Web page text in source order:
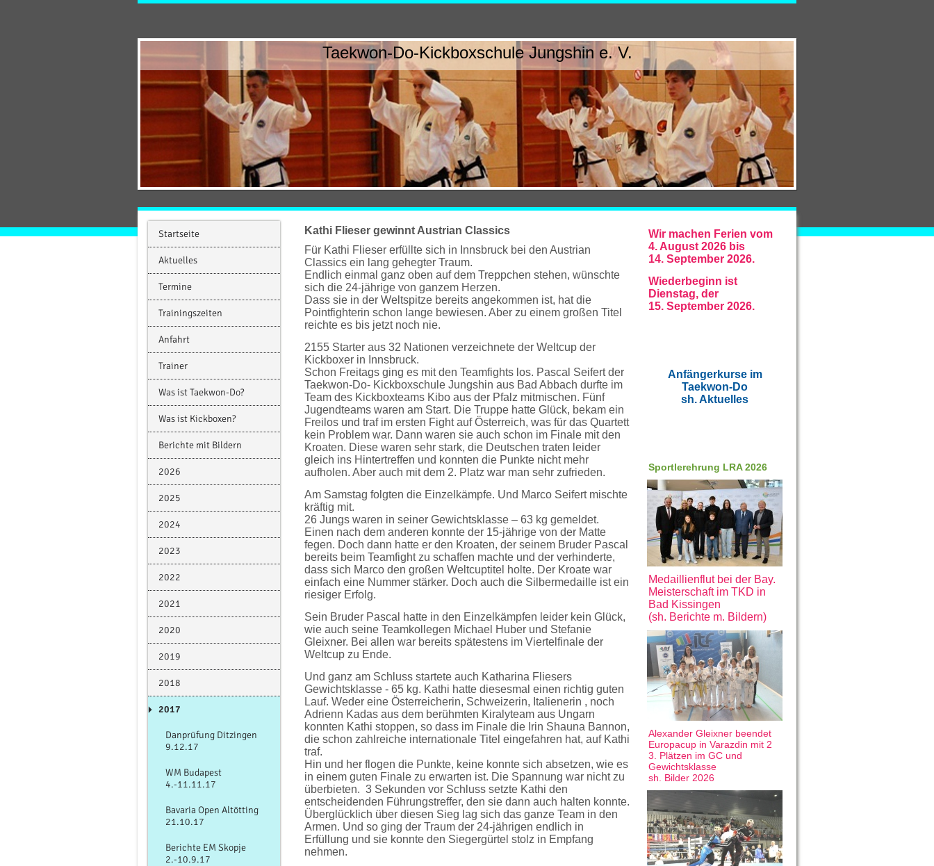
Taekwon-Do-Kickboxschule Jungshin e. V.
Startseite
Aktuelles
Termine
Trainingszeiten
Anfahrt
Trainer
Was ist Taekwon-Do?
Was ist Kickboxen?
Berichte mit Bildern
2026
2025
2024
2023
2022
2021
2020
2019
2018
2017
Danprüfung Ditzingen
9.12.17
WM Budapest
4.-11.11.17
Bavaria Open Altötting
21.10.17
Berichte EM Skopje
2.-10.9.17
Kathi Flieser gewinnt Austrian Classics
Für Kathi Flieser erfüllte sich in Innsbruck bei den Austrian
Classics ein lang gehegter Traum.
Endlich einmal ganz oben auf dem Treppchen stehen, wünschte
sich die 24-jährige von ganzem Herzen.
Dass sie in der Weltspitze bereits angekommen ist, hat die
Pointfighterin schon lange bewiesen. Aber zu einem großen Titel
reichte es bis jetzt noch nie.
2155 Starter aus 32 Nationen verzeichnete der Weltcup der
Kickboxer in Innsbruck.
Schon Freitags ging es mit den Teamfights los. Pascal Seifert der
Taekwon-Do- Kickboxschule Jungshin aus Bad Abbach durfte im
Team des Kickboxteams Kibo aus der Pfalz mitmischen. Fünf
Jugendteams waren am Start. Die Truppe hatte Glück, bekam ein
Freilos und traf im ersten Fight auf Österreich, was für das Quartett
kein Problem war. Dann waren sie auch schon im Finale mit den
Kroaten. Diese waren sehr stark, die Deutschen traten leider
gleich ins Hintertreffen und konnten die Punkte nicht mehr
aufholen. Aber auch mit dem 2. Platz war man sehr zufrieden.
Am Samstag folgten die Einzelkämpfe. Und Marco Seifert mischte
kräftig mit.
26 Jungs waren in seiner Gewichtsklasse – 63 kg gemeldet.
Einen nach dem anderen konnte der 15-jährige von der Matte
fegen. Doch dann hatte er den Kroaten, der seinem Bruder Pascal
bereits beim Teamfight zu schaffen machte und der verhinderte,
dass sich Marco den großen Weltcuptitel holte. Der Kroate war
einfach eine Nummer stärker. Doch auch die Silbermedaille ist ein
riesiger Erfolg.
Sein Bruder Pascal hatte in den Einzelkämpfen leider kein Glück,
wie auch seine Teamkollegen Michael Huber und Stefanie
Gleixner. Bei allen war bereits spätestens im Viertelfinale der
Weltcup zu Ende.
Und ganz am Schluss startete auch Katharina Fliesers
Gewichtsklasse - 65 kg. Kathi hatte diesesmal einen richtig guten
Lauf. Weder eine Österreicherin, Schweizerin, Italienerin , noch
Adrienn Kadas aus dem berühmten Kiralyteam aus Ungarn
konnten Kathi stoppen, so dass im Finale die Irin Shauna Bannon,
die schon zahlreiche internationale Titel eingefahren hat, auf Kathi
traf.
Hin und her flogen die Punkte, keine konnte sich absetzen, wie es
in einem guten Finale zu erwarten ist. Die Spannung war nicht zu
überbieten. 3 Sekunden vor Schluss setzte Kathi den
entscheidenden Führungstreffer, den sie dann auch halten konnte.
Überglücklich über diesen Sieg lag sich das ganze Team in den
Armen. Und so ging der Traum der 24-jährigen endlich in
Erfüllung und sie konnte den Siegergürtel stolz in Empfang
nehmen.
Wir machen Ferien vom
4. August 2026 bis
14. September 2026.
Wiederbeginn ist
Dienstag, der
15. September 2026.
Anfängerkurse im
Taekwon-Do
sh. Aktuelles
Sportlerehrung LRA 2026
Medaillienflut bei der Bay.
Meisterschaft im TKD in
Bad Kissingen
(sh. Berichte m. Bildern)
Alexander Gleixner beendet
Europacup in Varazdin mit 2
3. Plätzen im GC und
Gewichtsklasse
sh. Bilder 2026